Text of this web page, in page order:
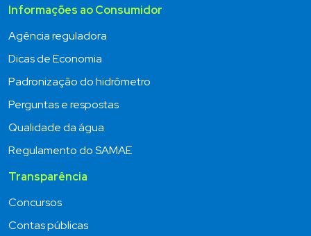
Informações ao Consumidor
Agência reguladora
Dicas de Economia
Padronização do hidrômetro
Perguntas e respostas
Qualidade da água
Regulamento do SAMAE
Transparência
Concursos
Contas públicas